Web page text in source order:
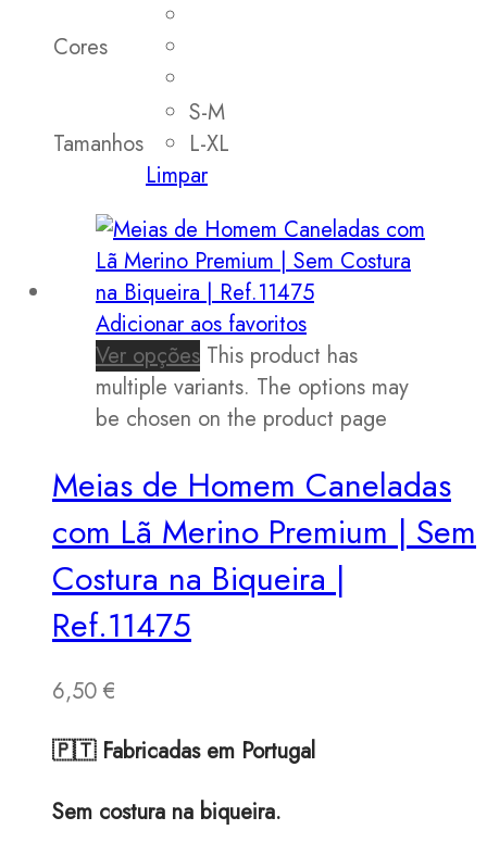
Cores
Tamanhos
S-M
L-XL
Limpar
Adicionar aos favoritos
Ver opções This product has
multiple variants. The options may
be chosen on the product page
Meias de Homem Caneladas
com Lã Merino Premium | Sem
Costura na Biqueira |
Ref.11475
6,50 €
🇵🇹 Fabricadas em Portugal
Sem costura na biqueira.